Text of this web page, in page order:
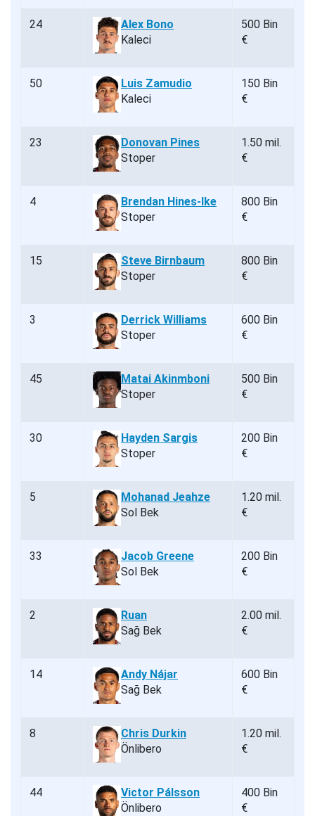
24
Alex Bono
Kaleci
500 Bin
€
50
Luis Zamudio
Kaleci
150 Bin
€
23
Donovan Pines
Stoper
1.50 mil.
€
4
Brendan Hines-Ike
Stoper
800 Bin
€
15
Steve Birnbaum
Stoper
800 Bin
€
3
Derrick Williams
Stoper
600 Bin
€
45
Matai Akinmboni
Stoper
500 Bin
€
30
Hayden Sargis
Stoper
200 Bin
€
5
Mohanad Jeahze
Sol Bek
1.20 mil.
€
33
Jacob Greene
Sol Bek
200 Bin
€
2
Ruan
Sağ Bek
2.00 mil.
€
14
Andy Nájar
Sağ Bek
600 Bin
€
8
Chris Durkin
Önlibero
1.20 mil.
€
44
Victor Pálsson
Önlibero
400 Bin
€